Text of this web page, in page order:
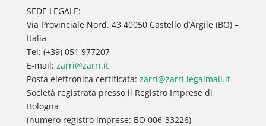
SEDE LEGALE:
Via Provinciale Nord, 43 40050 Castello d’Argile (BO) –
Italia
Tel: (+39) 051 977207
E-mail: zarri@zarri.it
Posta elettronica certificata: zarri@zarri.legalmail.it
Società registrata presso il Registro Imprese di
Bologna
(numero registro imprese: BO 006-33226)